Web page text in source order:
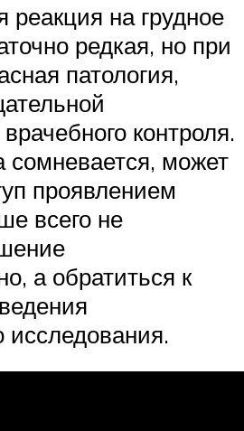
реакция на грудное
редкая, но при
патология,
контроля.
может
проявлением
всего не
а обратиться к
исследования.